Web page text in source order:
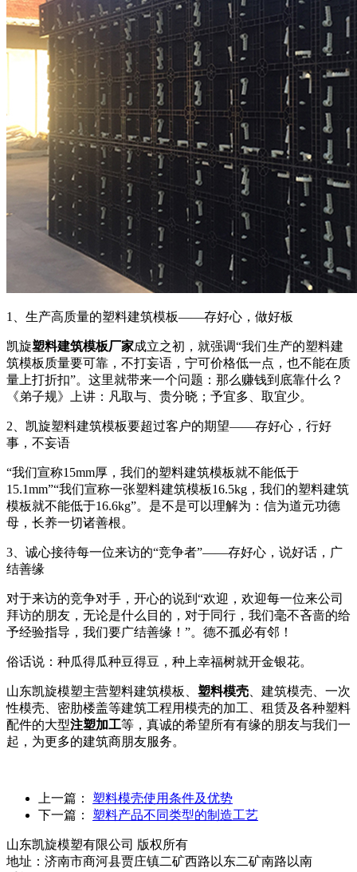
1、生产高质量的塑料建筑模板——存好心，做好板
凯旋塑料建筑模板厂家成立之初，就强调“我们生产的塑料建
筑模板质量要可靠，不打妄语，宁可价格低一点，也不能在质
量上打折扣”。这里就带来一个问题：那么赚钱到底靠什么？
《弟子规》上讲：凡取与、贵分晓；予宜多、取宜少。
2、凯旋塑料建筑模板要超过客户的期望——存好心，行好
事，不妄语
“我们宣称15mm厚，我们的塑料建筑模板就不能低于
15.1mm”“我们宣称一张塑料建筑模板16.5kg，我们的塑料建筑
模板就不能低于16.6kg”。是不是可以理解为：信为道元功德
母，长养一切诸善根。
3、诚心接待每一位来访的“竞争者”——存好心，说好话，广
结善缘
对于来访的竞争对手，开心的说到“欢迎，欢迎每一位来公司
拜访的朋友，无论是什么目的，对于同行，我们毫不吝啬的给
予经验指导，我们要广结善缘！”。德不孤必有邻！
俗话说：种瓜得瓜种豆得豆，种上幸福树就开金银花。
山东凯旋模塑主营塑料建筑模板、 塑料模壳 、建筑模壳、一次
性模壳、密肋楼盖等建筑工程用模壳的加工、租赁及各种塑料
配件的大型注塑加工等，真诚的希望所有有缘的朋友与我们一
起，为更多的建筑商朋友服务。
上一篇：
塑料模壳使用条件及优势
下一篇：
塑料产品不同类型的制造工艺
山东凯旋模塑有限公司 版权所有
地址：济南市商河县贾庄镇二矿西路以东二矿南路以南